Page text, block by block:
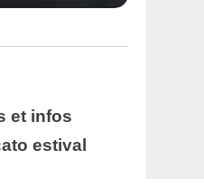
et infos
estival